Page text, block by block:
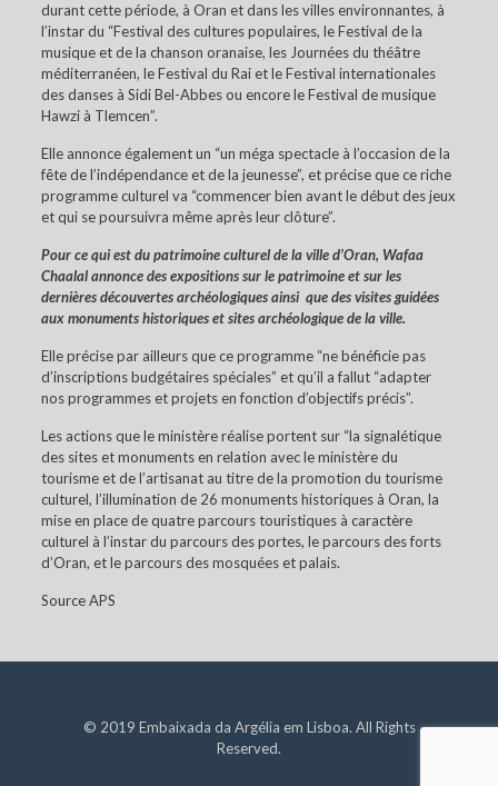
durant cette période, à Oran et dans les villes environnantes, à
l’instar du “Festival des cultures populaires, le Festival de la
musique et de la chanson oranaise, les Journées du théâtre
méditerranéen, le Festival du Rai et le Festival internationales
des danses à Sidi Bel-Abbes ou encore le Festival de musique
Hawzi à Tlemcen”.
Elle annonce également un “un méga spectacle à l’occasion de la
fête de l’indépendance et de la jeunesse”, et précise que ce riche
programme culturel va “commencer bien avant le début des jeux
et qui se poursuivra même après leur clôture”.
Pour ce qui est du patrimoine culturel de la ville d’Oran, Wafaa
Chaalal annonce des expositions sur le patrimoine et sur les
dernières découvertes archéologiques ainsi que des visites guidées
aux monuments historiques et sites archéologique de la ville.
Elle précise par ailleurs que ce programme “ne bénéficie pas
d’inscriptions budgétaires spéciales” et qu’il a fallut “adapter
nos programmes et projets en fonction d’objectifs précis”.
Les actions que le ministère réalise portent sur “la signalétique
des sites et monuments en relation avec le ministère du
tourisme et de l’artisanat au titre de la promotion du tourisme
culturel, l’illumination de 26 monuments historiques à Oran, la
mise en place de quatre parcours touristiques à caractère
culturel à l’instar du parcours des portes, le parcours des forts
d’Oran, et le parcours des mosquées et palais.
Source APS
© 2019 Embaixada da Argélia em Lisboa. All Rights
Reserved.